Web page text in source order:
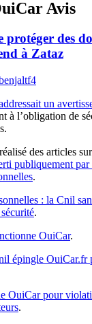
Avis
des
à Zataz
un
à l’obligation de
des articles
publiquement
.
: la Cnil
.
OuiCar.
épingle OuiCar.fr
OuiCar pour
.